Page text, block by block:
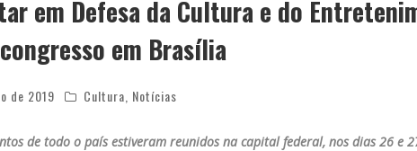
em Defesa da Cultura e do
em Brasília
de 2019 Cultura Notícias
de todo o país estiveram reunidos na capital federal, nos dias 26 e